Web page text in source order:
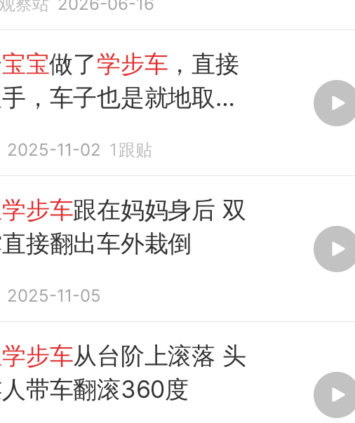
步车太揪心
宝宝做了学步车 ，直接
，车子也是就地取材
2025-11-02 1 跟贴
步车跟在妈妈身后 双
接翻出车外栽倒
2025-11-05
步车从台阶上滚落 头
带车翻滚360度